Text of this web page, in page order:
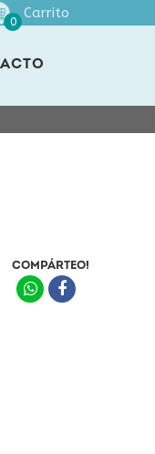
0
Carrito
COMPÁRTEO!